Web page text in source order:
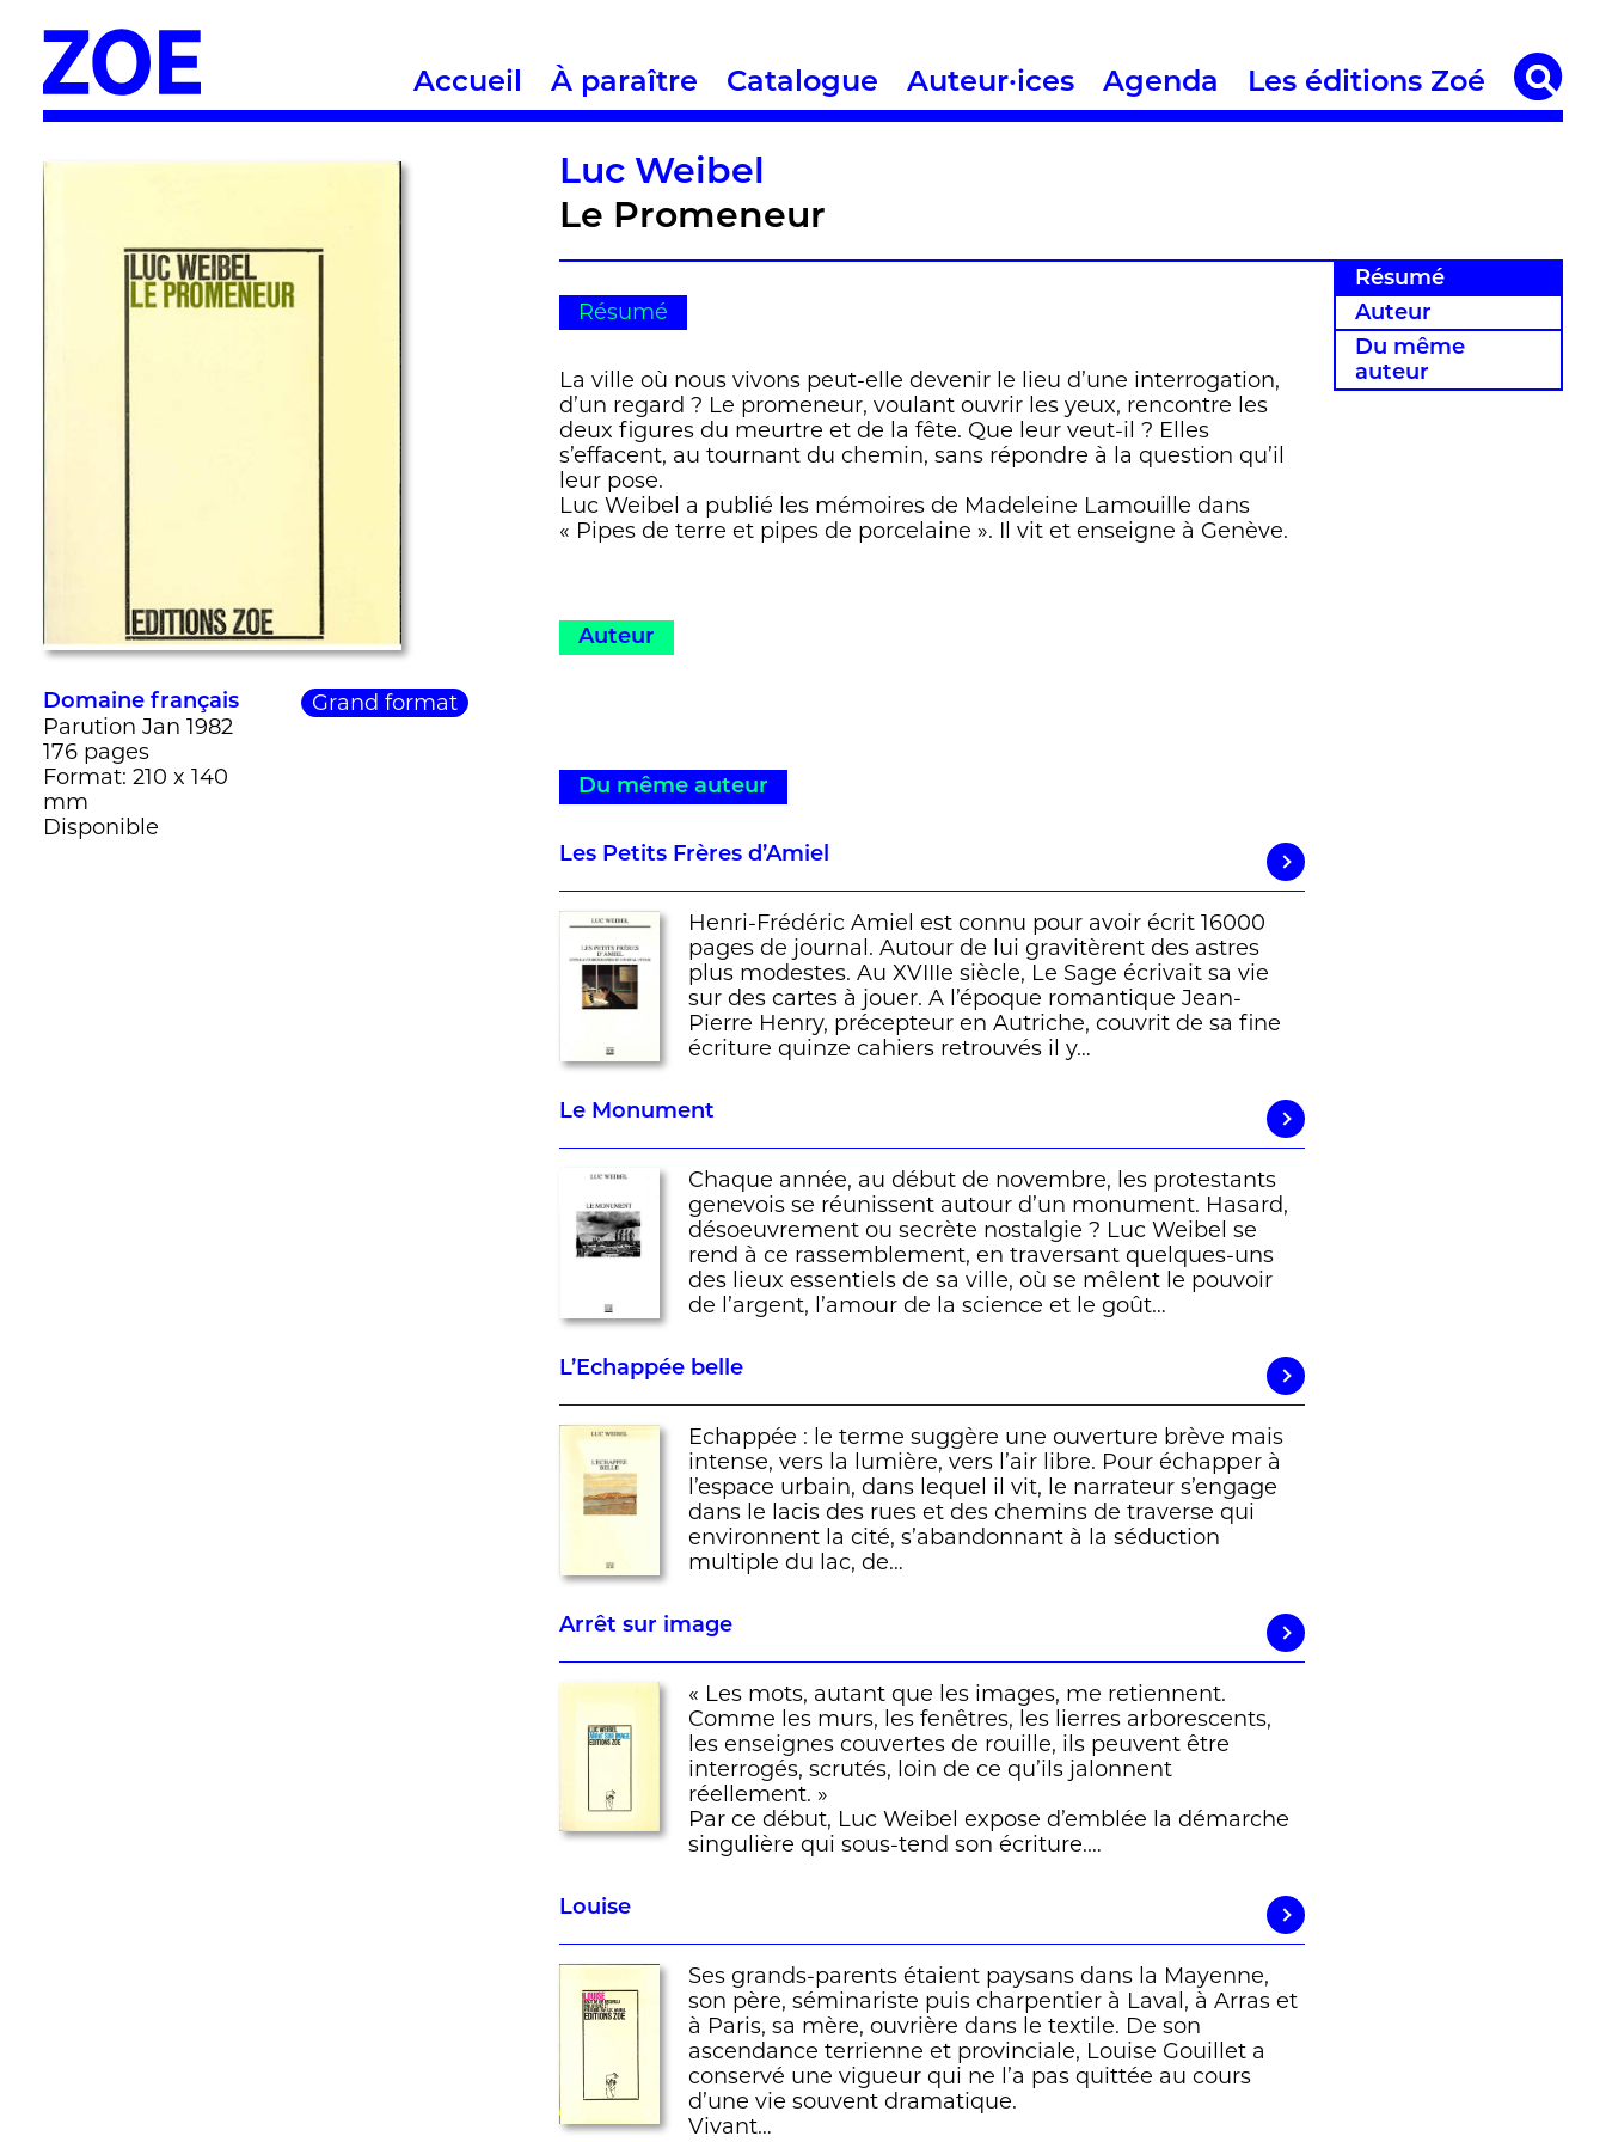
Accueil À paraître Catalogue Auteur·ices Agenda Les éditions Zoé
Domaine français
Parution Jan 1982
176 pages
Format: 210 x 140
mm
Disponible
Grand format
Luc Weibel
Le Promeneur
Résumé
Auteur
Du même
auteur
Résumé
La ville où nous vivons peut-elle devenir le lieu d’une interrogation,
d’un regard ? Le promeneur, voulant ouvrir les yeux, rencontre les
deux figures du meurtre et de la fête. Que leur veut-il ? Elles
s’effacent, au tournant du chemin, sans répondre à la question qu’il
leur pose.
Luc Weibel a publié les mémoires de Madeleine Lamouille dans
« Pipes de terre et pipes de porcelaine ». Il vit et enseigne à Genève.
Auteur
Du même auteur
Les Petits Frères d’Amiel
Henri-Frédéric Amiel est connu pour avoir écrit 16000
pages de journal. Autour de lui gravitèrent des astres
plus modestes. Au XVIIIe siècle, Le Sage écrivait sa vie
sur des cartes à jouer. A l’époque romantique Jean-
Pierre Henry, précepteur en Autriche, couvrit de sa fine
écriture quinze cahiers retrouvés il y…
Le Monument
Chaque année, au début de novembre, les protestants
genevois se réunissent autour d’un monument. Hasard,
désoeuvrement ou secrète nostalgie ? Luc Weibel se
rend à ce rassemblement, en traversant quelques-uns
des lieux essentiels de sa ville, où se mêlent le pouvoir
de l’argent, l’amour de la science et le goût…
L’Echappée belle
Echappée : le terme suggère une ouverture brève mais
intense, vers la lumière, vers l’air libre. Pour échapper à
l’espace urbain, dans lequel il vit, le narrateur s’engage
dans le lacis des rues et des chemins de traverse qui
environnent la cité, s’abandonnant à la séduction
multiple du lac, de…
Arrêt sur image
« Les mots, autant que les images, me retiennent.
Comme les murs, les fenêtres, les lierres arborescents,
les enseignes couvertes de rouille, ils peuvent être
interrogés, scrutés, loin de ce qu’ils jalonnent
réellement. »
Par ce début, Luc Weibel expose d’emblée la démarche
singulière qui sous-tend son écriture.…
Louise
Ses grands-parents étaient paysans dans la Mayenne,
son père, séminariste puis charpentier à Laval, à Arras et
à Paris, sa mère, ouvrière dans le textile. De son
ascendance terrienne et provinciale, Louise Gouillet a
conservé une vigueur qui ne l’a pas quittée au cours
d’une vie souvent dramatique.
Vivant…